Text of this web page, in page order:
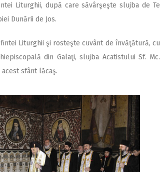
Liturghii, după care săvârşeşte slujba de Te
Dunării de Jos.
Liturghii şi rosteşte cuvânt de învăţătură, cu
din Galaţi, slujba Acatistului Sf. Mc.
sfânt lăcaş.